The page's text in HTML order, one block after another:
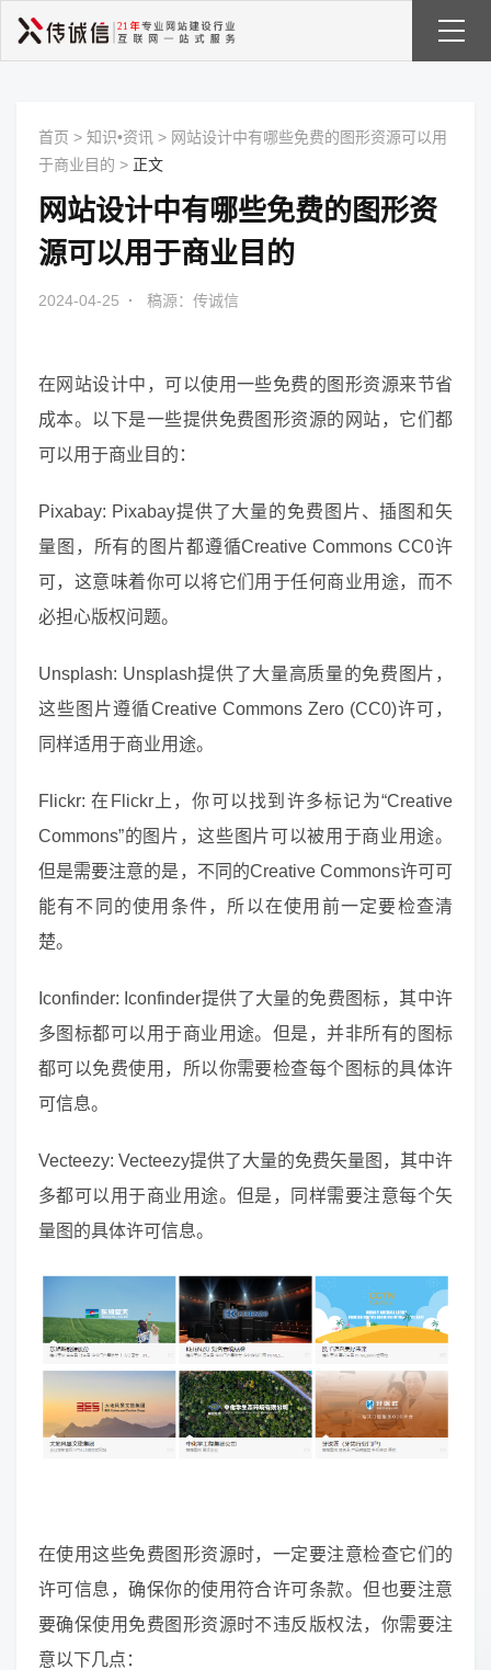
首页 > 知识•资讯 > 网站设计中有哪些免费的图形资源可以用
于商业目的 > 正文
网站设计中有哪些免费的图形资
源可以用于商业目的
2024-04-25 · 稿源：传诚信
在网站设计中，可以使用一些免费的图形资源来节省
成本。以下是一些提供免费图形资源的网站，它们都
可以用于商业目的：
Pixabay: Pixabay提供了大量的免费图片、插图和矢
量图，所有的图片都遵循Creative Commons CC0许
可，这意味着你可以将它们用于任何商业用途，而不
必担心版权问题。
Unsplash: Unsplash提供了大量高质量的免费图片，
这些图片遵循Creative Commons Zero (CC0)许可，
同样适用于商业用途。
Flickr: 在Flickr上，你可以找到许多标记为“Creative
Commons”的图片，这些图片可以被用于商业用途。
但是需要注意的是，不同的Creative Commons许可可
能有不同的使用条件，所以在使用前一定要检查清
楚。
Iconfinder: Iconfinder提供了大量的免费图标，其中许
多图标都可以用于商业用途。但是，并非所有的图标
都可以免费使用，所以你需要检查每个图标的具体许
可信息。
Vecteezy: Vecteezy提供了大量的免费矢量图，其中许
多都可以用于商业用途。但是，同样需要注意每个矢
量图的具体许可信息。
在使用这些免费图形资源时，一定要注意检查它们的
许可信息，确保你的使用符合许可条款。但也要注意
要确保使用免费图形资源时不违反版权法，你需要注
意以下几点：